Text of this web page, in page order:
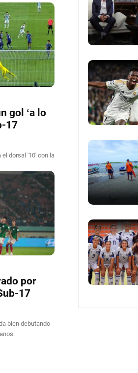
gol ‘a lo
17
el dorsal '10' con la
por
17
bien debutando